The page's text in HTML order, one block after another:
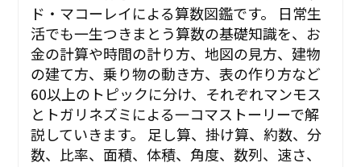
ド・マコーレイによる算数図鑑です。 日常生
活でも一生つきまとう算数の基礎知識を、お
金の計算や時間の計り方、地図の見方、建物
の建て方、乗り物の動き方、表の作り方など
60以上のトピックに分け、それぞれマンモス
とトガリネズミによる一コマストーリーで解
説していきます。 足し算、掛け算、約数、分
数、比率、面積、体積、角度、数列、速さ、